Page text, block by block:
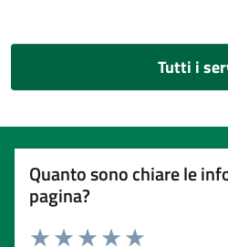
Tutti i
Quanto sono chiare le
pagina?